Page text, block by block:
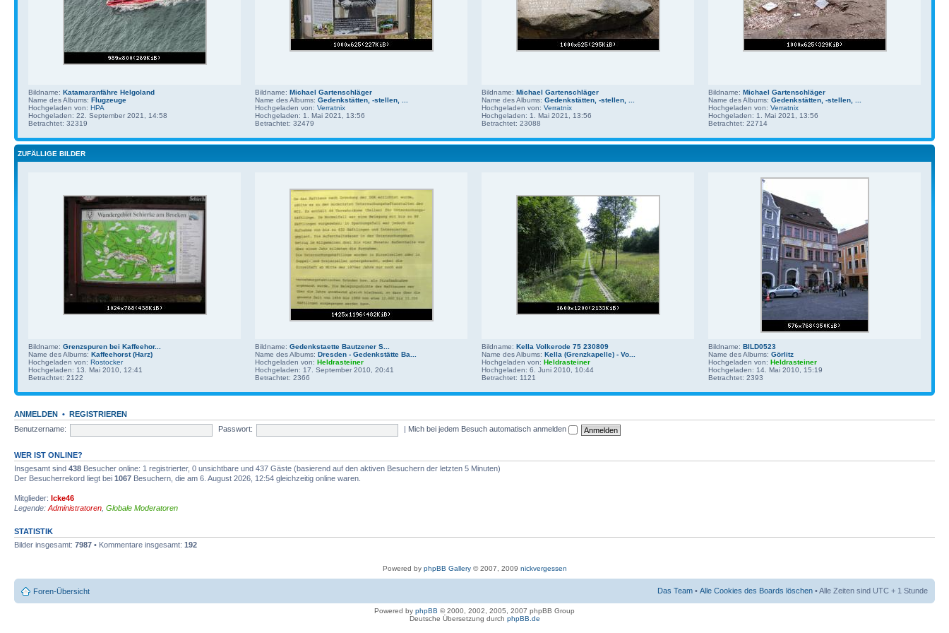
Bildname: Katamaranfähre Helgoland
Name des Albums: Flugzeuge
Hochgeladen von: HPA
Hochgeladen: 22. September 2021, 14:58
Betrachtet: 32319
Bildname: Michael Gartenschläger
Name des Albums: Gedenkstätten, -stellen, ...
Hochgeladen von: Verratnix
Hochgeladen: 1. Mai 2021, 13:56
Betrachtet: 32479
Bildname: Michael Gartenschläger
Name des Albums: Gedenkstätten, -stellen, ...
Hochgeladen von: Verratnix
Hochgeladen: 1. Mai 2021, 13:56
Betrachtet: 23088
Bildname: Michael Gartenschläger
Name des Albums: Gedenkstätten, -stellen, ...
Hochgeladen von: Verratnix
Hochgeladen: 1. Mai 2021, 13:56
Betrachtet: 22714
ZUFÄLLIGE BILDER
Bildname: Grenzspuren bei Kaffeehor...
Name des Albums: Kaffeehorst (Harz)
Hochgeladen von: Rostocker
Hochgeladen: 13. Mai 2010, 12:41
Betrachtet: 2122
Bildname: Gedenkstaette Bautzener S...
Name des Albums: Dresden - Gedenkstätte Ba...
Hochgeladen von: Heldrasteiner
Hochgeladen: 17. September 2010, 20:41
Betrachtet: 2366
Bildname: Kella Volkerode 75 230809
Name des Albums: Kella (Grenzkapelle) - Vo...
Hochgeladen von: Heldrasteiner
Hochgeladen: 6. Juni 2010, 10:44
Betrachtet: 1121
Bildname: BILD0523
Name des Albums: Görlitz
Hochgeladen von: Heldrasteiner
Hochgeladen: 14. Mai 2010, 15:19
Betrachtet: 2393
ANMELDEN • REGISTRIEREN
Benutzername:
Passwort: Mich bei jedem Besuch automatisch anmelden
WER IST ONLINE?
Insgesamt sind 438 Besucher online: 1 registrierter, 0 unsichtbare und 437 Gäste (basierend auf den aktiven Besuchern der letzten 5 Minuten)
Der Besucherrekord liegt bei 1067 Besuchern, die am 6. August 2026, 12:54 gleichzeitig online waren.
Mitglieder: Icke46
Legende: Administratoren Globale Moderatoren
STATISTIK
Bilder insgesamt: 7987 • Kommentare insgesamt: 192
Powered by phpBB Gallery© 2007, 2009 nickvergessen
Foren-Übersicht Das Team • Alle Cookies des Boards löschen • Alle Zeiten sind UTC + 1 Stunde
Powered by phpBB © 2000, 2002, 2005, 2007 phpBB Group
Deutsche Übersetzung durch phpBB.de